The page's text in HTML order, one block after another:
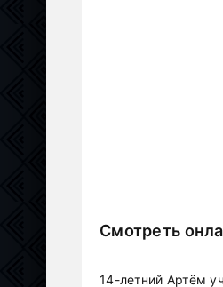
Смотреть
14-летний Артём